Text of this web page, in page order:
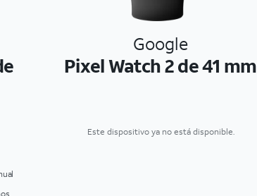
Google
Pixel Watch 2 de 41 mm
Este dispositivo ya no está disponible.